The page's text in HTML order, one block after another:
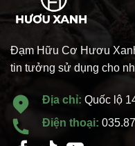
Đạm Hữu Cơ Hươu
tin tưởng sử dụng cho
Địa chỉ: Quốc lộ
Điện thoại: